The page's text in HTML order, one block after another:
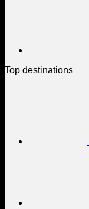
Top destinations